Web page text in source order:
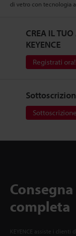
di vetro con tecnologia
CREA IL
KEYENCE
Registrati ora!
Sottoscrizione
completa
KEYENCE assiste i